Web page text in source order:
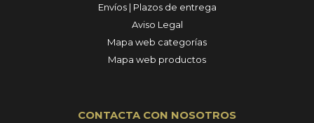
Envíos | Plazos de entrega
Aviso Legal
Mapa web categorías
Mapa web productos
CONTACTA CON NOSOTROS